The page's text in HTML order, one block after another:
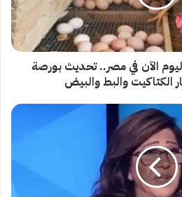
الآن في مصر.. تحديث بورصة
الكتاكيت والبط والبيض